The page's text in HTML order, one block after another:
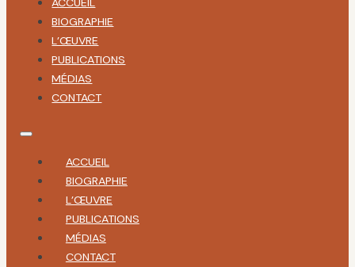
BIOGRAPHIE
L’ŒUVRE
PUBLICATIONS
MÉDIAS
CONTACT
ACCUEIL
BIOGRAPHIE
L’ŒUVRE
PUBLICATIONS
MÉDIAS
CONTACT